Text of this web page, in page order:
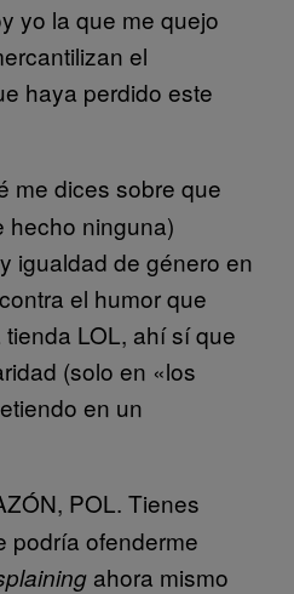
yo la que me quejo
el
haya perdido este
me dices sobre que
hecho ninguna)
igualdad de género en
el humor que
LOL, ahí sí que
(solo en «los
en un
POL. Tienes
podría ofenderme
ahora mismo